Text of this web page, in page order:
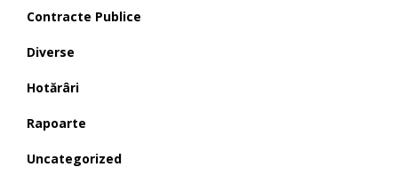
Contracte Publice
Diverse
Hotărâri
Rapoarte
Uncategorized